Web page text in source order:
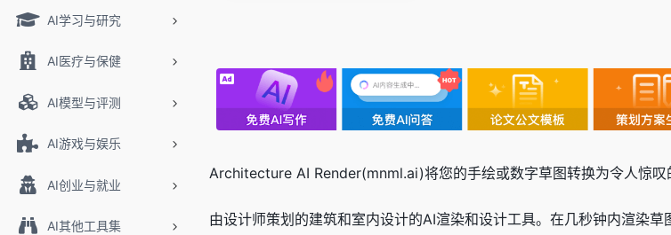
AI学习与研究
AI医疗与保健
AI模型与评测
AI游戏与娱乐
AI创业与就业
AI其他工具集
Architecture AI Render(mnml.ai)将您的手绘或数字草图转换为令人惊叹
由设计师策划的建筑和室内设计的AI渲染和设计工具。在几秒钟内渲染草